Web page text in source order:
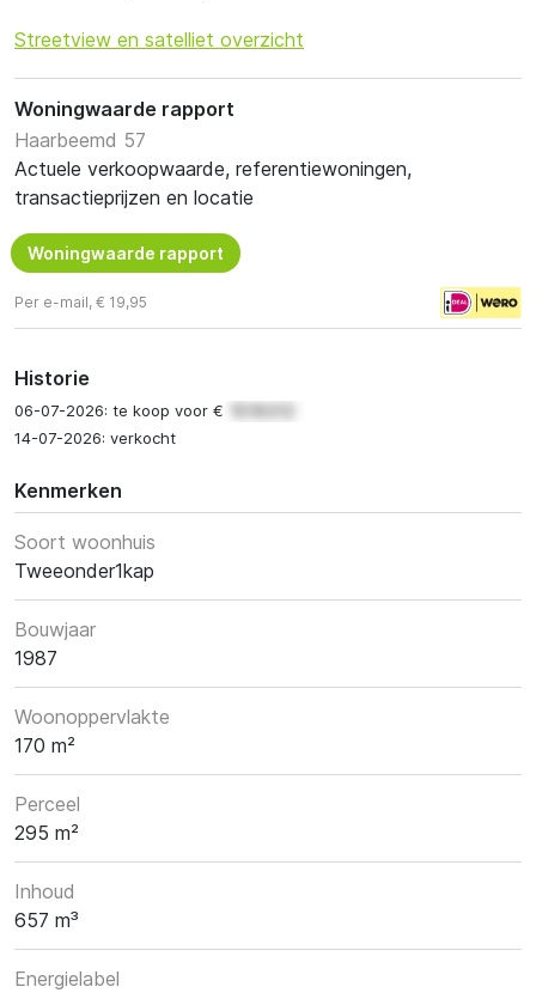
Streetview en satelliet overzicht
Woningwaarde rapport
Haarbeemd 57
Actuele verkoopwaarde, referentiewoningen,
transactieprijzen en locatie
Woningwaarde rapport
Per e-mail, € 19,95
Historie
06-07-2026: te koop voor €
14-07-2026: verkocht
Kenmerken
Soort woonhuis
Tweeonder1kap
Bouwjaar
1987
Woonoppervlakte
170 m²
Perceel
295 m²
Inhoud
657 m³
Energielabel